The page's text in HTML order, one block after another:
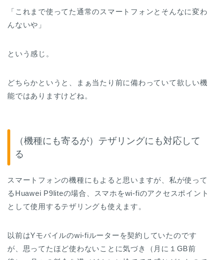
「これまで使ってた通常のスマートフォンとそんなに変わ
んないや」
という感じ。
どちらかというと、まぁ当たり前に備わっていて欲しい機
能ではありますけどね。
（機種にも寄るが）テザリングにも対応して
る
スマートフォンの機種にもよると思いますが、私が使って
るHuawei P9liteの場合、スマホをwi-fiのアクセスポイント
として使用するテザリングも使えます。
以前はYモバイルのwi-fiルーターを契約していたのです
が、思ってたほど使わないことに気づき（月に１GB前